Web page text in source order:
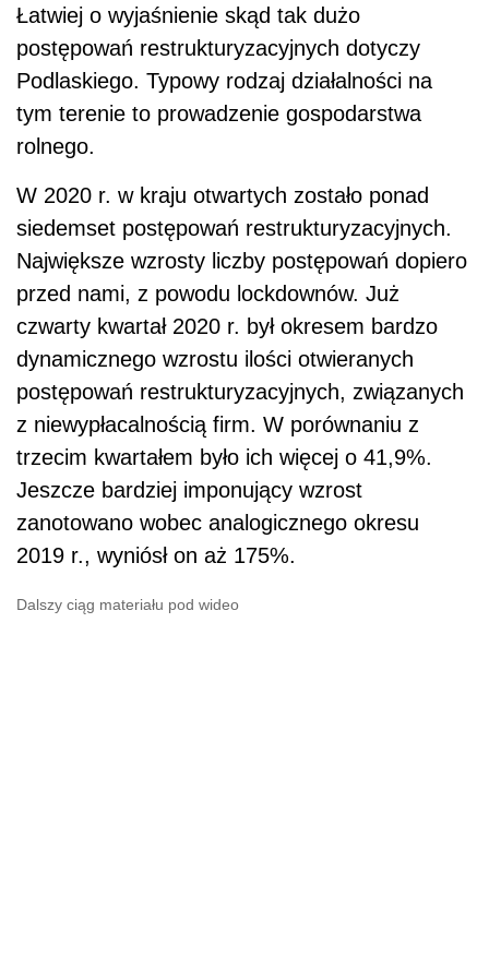
Łatwiej o wyjaśnienie skąd tak dużo
postępowań restrukturyzacyjnych dotyczy
Podlaskiego. Typowy rodzaj działalności na
tym terenie to prowadzenie gospodarstwa
rolnego.
W 2020 r. w kraju otwartych zostało ponad
siedemset postępowań restrukturyzacyjnych.
Największe wzrosty liczby postępowań dopiero
przed nami, z powodu lockdownów. Już
czwarty kwartał 2020 r. był okresem bardzo
dynamicznego wzrostu ilości otwieranych
postępowań restrukturyzacyjnych, związanych
z niewypłacalnością firm. W porównaniu z
trzecim kwartałem było ich więcej o 41,9%.
Jeszcze bardziej imponujący wzrost
zanotowano wobec analogicznego okresu
2019 r., wyniósł on aż 175%.
Dalszy ciąg materiału pod wideo